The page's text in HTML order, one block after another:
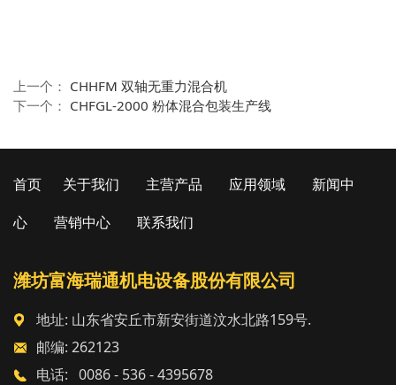
上一个： CHHFM 双轴无重力混合机
下一个： CHFGL-2000 粉体混合包装生产线
首页 关于我们 主营产品 应用领域
新闻中
心
营销中心 联系我们
潍坊富海瑞通机电设备股份有限公司
地址: 山东省安丘市新安街道汶水北路159号.
邮编: 262123
电话: 0086 - 536 - 4395678